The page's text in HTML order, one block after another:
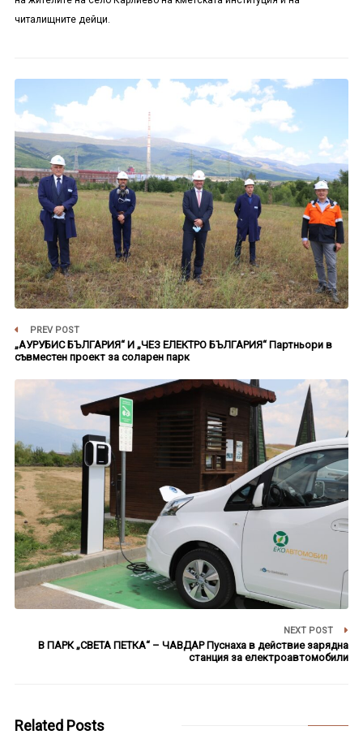
читалищните дейци.
PREV POST
„АУРУБИС БЪЛГАРИЯ“ И „ЧЕЗ ЕЛЕКТРО БЪЛГАРИЯ“ Партньори в
съвместен проект за соларен парк
NEXT POST
В ПАРК „СВЕТА ПЕТКА“ – ЧАВДАР Пуснаха в действие зарядна
станция за електроавтомобили
Related Posts